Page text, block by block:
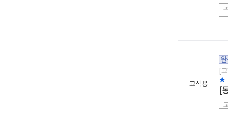
고석용
[
★
[